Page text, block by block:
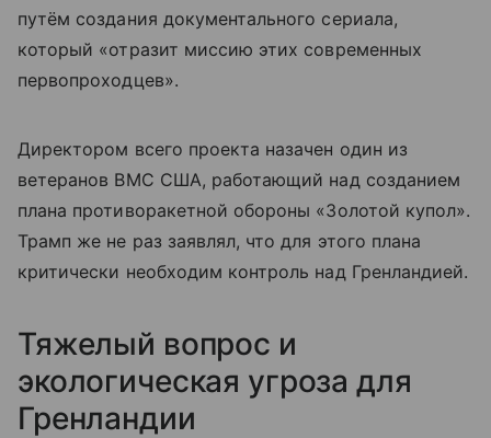
путём создания документального сериала,
который «отразит миссию этих современных
первопроходцев».
Директором всего проекта назачен один из
ветеранов ВМС США, работающий над созданием
плана противоракетной обороны «Золотой купол».
Трамп же не раз заявлял, что для этого плана
критически необходим контроль над Гренландией.
Тяжелый вопрос и
экологическая угроза для
Гренландии